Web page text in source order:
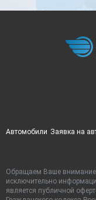
Автомобили Заявка на
Обращаем Ваше внимание
исключительно
является публичной